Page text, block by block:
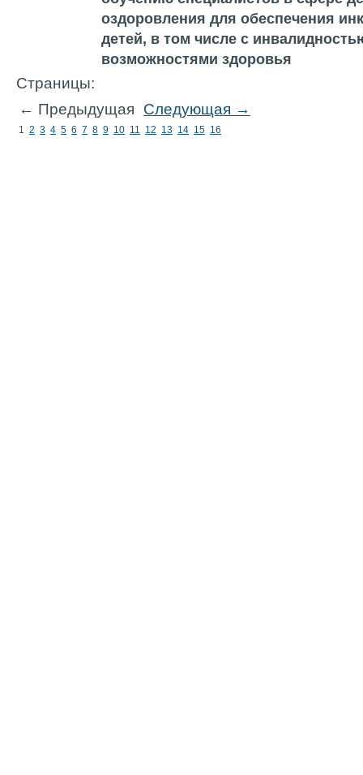
оздоровления для обеспечения
детей, в том числе с
возможностями здоровья
Страницы:
← Предыдущая Следующая →
1 2 3 4 5 6 7 8 9 10 11 12 13 14 15 16